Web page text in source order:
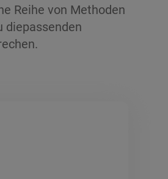
Reihe von Methoden
diepassenden